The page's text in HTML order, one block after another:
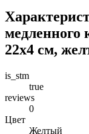
медленного
22х4 см,
is_stm
true
reviews
0
Цвет
Желтый